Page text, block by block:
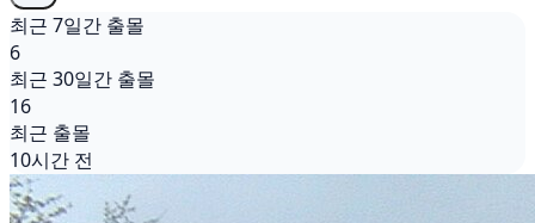
최근 7일간 출몰
6
최근 30일간 출몰
16
최근 출몰
10시간 전